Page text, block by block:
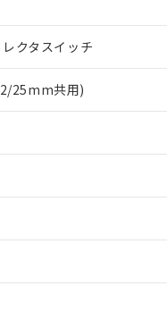
クタスイッチ
25mm共用)